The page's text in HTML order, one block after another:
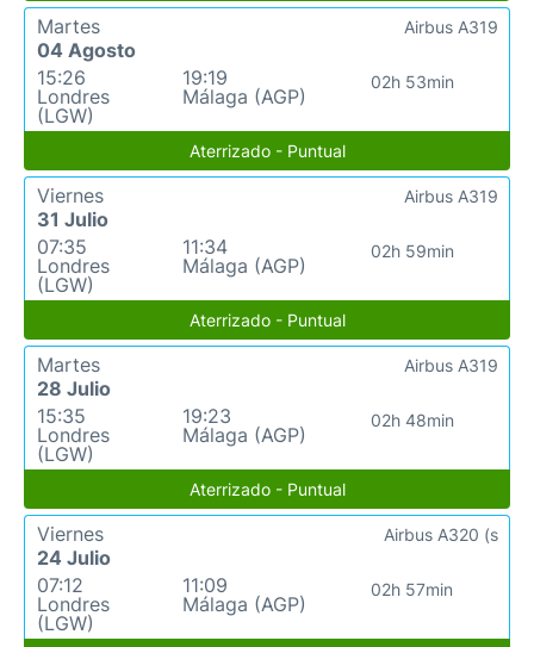
Martes
04 Agosto
15:26
Londres
(LGW)
19:19
Málaga (AGP)
02h 53min
Airbus A319
Aterrizado - Puntual
Viernes
31 Julio
07:35
Londres
(LGW)
11:34
Málaga (AGP)
02h 59min
Airbus A319
Aterrizado - Puntual
Martes
28 Julio
15:35
Londres
(LGW)
19:23
Málaga (AGP)
02h 48min
Airbus A319
Aterrizado - Puntual
Viernes
24 Julio
07:12
Londres
(LGW)
11:09
Málaga (AGP)
02h 57min
Airbus A320 (s